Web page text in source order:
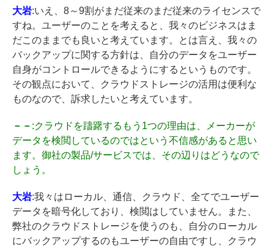
大岩:いえ、8～9割がまだ従来のまだ従来のライセンスで
すね。ユーザーのことを考えると、我々のビジネスはま
だこのままでも良いと考えています。とは言え、我々の
バックアップに関する方針は、自分のデータをユーザー
自身がコントロールできるようにするというものです。
その観点において、クラウドストレージの活用は便利な
ものなので、訴求したいと考えています。
－－ :クラウドを躊躇するもう1つの理由は、メーカーが
データを検閲しているのではという不信感があると思い
ます。御社の製品/サービスでは、その辺りはどうなので
しょう。
大岩:我々はローカル、通信、クラウド、全てでユーザー
データを暗号化しており、検閲はしていません。また、
弊社のクラウドストレージを使うのも、自分のローカル
にバックアップするのもユーザーの自由ですし、クラウ